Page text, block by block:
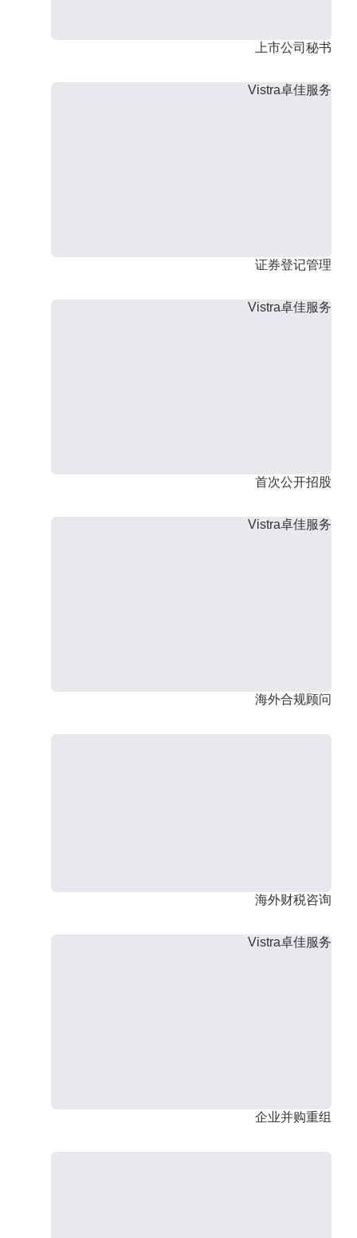
上市公司秘书
Vistra卓佳服务
证券登记管理
Vistra卓佳服务
首次公开招股
Vistra卓佳服务
海外合规顾问
海外财税咨询
Vistra卓佳服务
企业并购重组